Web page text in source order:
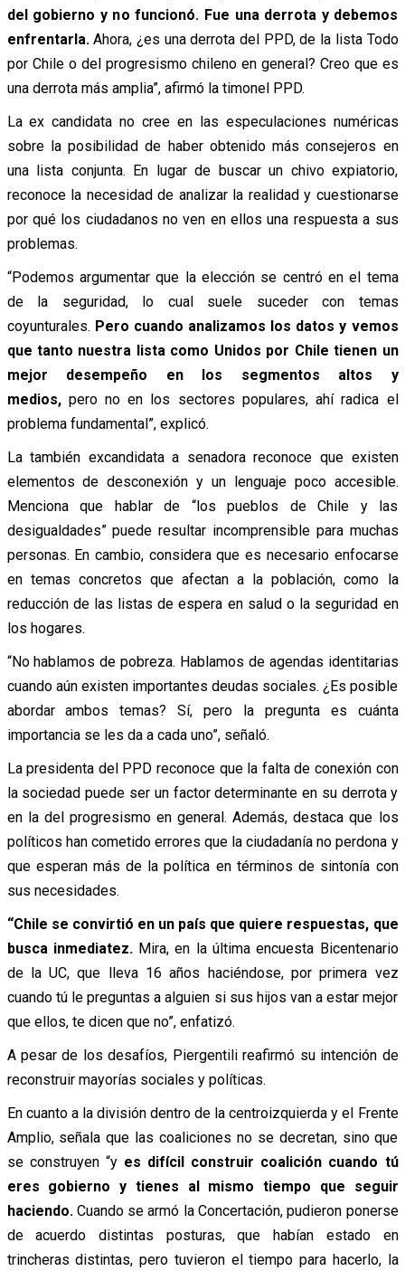
del gobierno y no funcionó. Fue una derrota y debemos
enfrentarla. Ahora, ¿es una derrota del PPD, de la lista Todo
por Chile o del progresismo chileno en general? Creo que es
una derrota más amplia”, afirmó la timonel PPD.
La ex candidata no cree en las especulaciones numéricas
sobre la posibilidad de haber obtenido más consejeros en
una lista conjunta. En lugar de buscar un chivo expiatorio,
reconoce la necesidad de analizar la realidad y cuestionarse
por qué los ciudadanos no ven en ellos una respuesta a sus
problemas.
“Podemos argumentar que la elección se centró en el tema
de la seguridad, lo cual suele suceder con temas
coyunturales. Pero cuando analizamos los datos y vemos
que tanto nuestra lista como Unidos por Chile tienen un
mejor desempeño en los segmentos altos y
medios,pero no en los sectores populares, ahí radica el
problema fundamental”, explicó.
La también excandidata a senadora reconoce que existen
elementos de desconexión y un lenguaje poco accesible.
Menciona que hablar de “los pueblos de Chile y las
desigualdades” puede resultar incomprensible para muchas
personas. En cambio, considera que es necesario enfocarse
en temas concretos que afectan a la población, como la
reducción de las listas de espera en salud o la seguridad en
los hogares.
“No hablamos de pobreza. Hablamos de agendas identitarias
cuando aún existen importantes deudas sociales. ¿Es posible
abordar ambos temas? Sí, pero la pregunta es cuánta
importancia se les da a cada uno”, señaló.
La presidenta del PPD reconoce que la falta de conexión con
la sociedad puede ser un factor determinante en su derrota y
en la del progresismo en general. Además, destaca que los
políticos han cometido errores que la ciudadanía no perdona y
que esperan más de la política en términos de sintonía con
sus necesidades.
“Chile se convirtió en un país que quiere respuestas, que
busca inmediatez. Mira, en la última encuesta Bicentenario
de la UC, que lleva 16 años haciéndose, por primera vez
cuando tú le preguntas a alguien si sus hijos van a estar mejor
que ellos, te dicen que no”, enfatizó.
A pesar de los desafíos, Piergentili reafirmó su intención de
reconstruir mayorías sociales y políticas.
En cuanto a la división dentro de la centroizquierda y el Frente
Amplio, señala que las coaliciones no se decretan, sino que
se construyen “y es difícil construir coalición cuando tú
eres gobierno y tienes al mismo tiempo que seguir
haciendo. Cuando se armó la Concertación, pudieron ponerse
de acuerdo distintas posturas, que habían estado en
trincheras distintas, pero tuvieron el tiempo para hacerlo, la